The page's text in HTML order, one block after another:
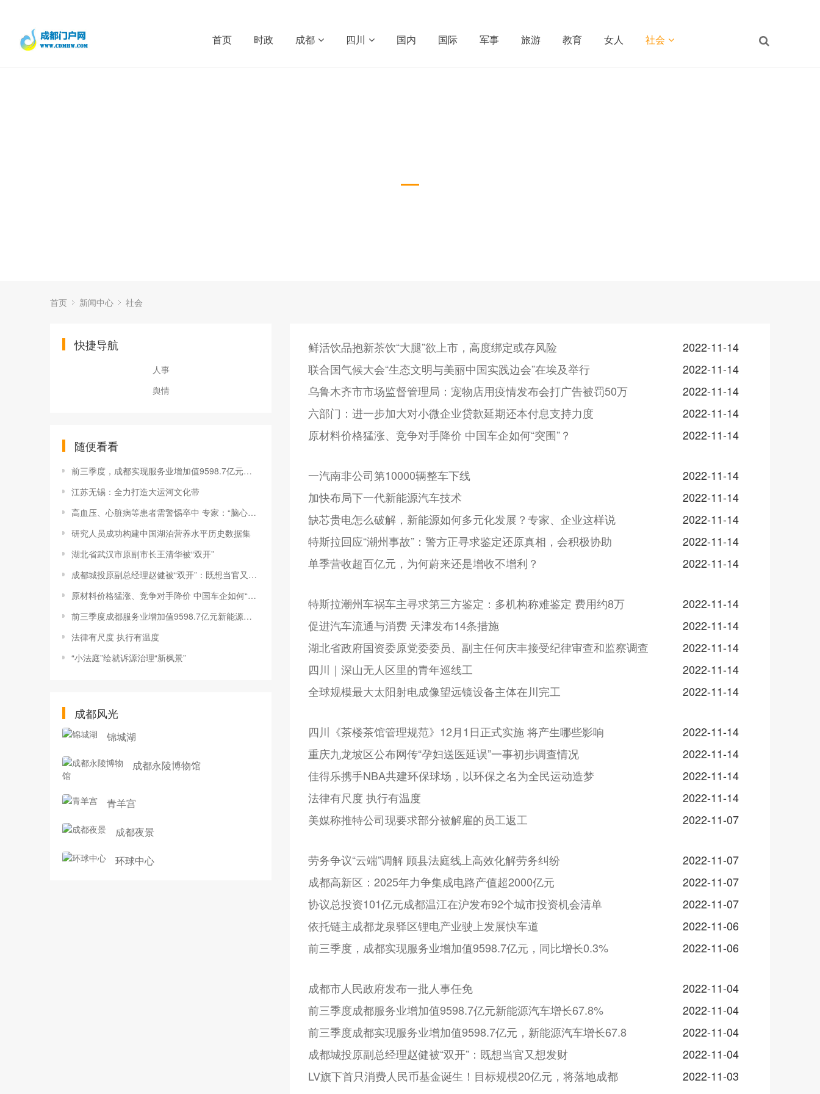
首页 时政 成都 四川 国内 国际 军事 旅游 教育 女人 社会
首页 新闻中心 社会
快捷导航
人事
舆情
随便看看
前三季度，成都实现服务业增加值9598.7亿元，同比增长0.3%
江苏无锡：全力打造大运河文化带
高血压、心脏病等患者需警惕卒中 专家：“脑心同治”是关键
研究人员成功构建中国湖泊营养水平历史数据集
湖北省武汉市原副市长王清华被“双开”
成都城投原副总经理赵健被“双开”：既想当官又想发财
原材料价格猛涨、竞争对手降价 中国车企如何“突围”？
前三季度成都服务业增加值9598.7亿元新能源汽车增长67.8%
法律有尺度 执行有温度
“小法庭”绘就诉源治理“新枫景”
成都风光
锦城湖
成都永陵博物馆
青羊宫
成都夜景
环球中心
鲜活饮品抱新茶饮“大腿”欲上市，高度绑定或存风险
2022-11-14
联合国气候大会“生态文明与美丽中国实践边会”在埃及举行
2022-11-14
乌鲁木齐市市场监督管理局：宠物店用疫情发布会打广告被罚50万
2022-11-14
六部门：进一步加大对小微企业贷款延期还本付息支持力度
2022-11-14
原材料价格猛涨、竞争对手降价 中国车企如何“突围”？
2022-11-14
一汽南非公司第10000辆整车下线
2022-11-14
加快布局下一代新能源汽车技术
2022-11-14
缺芯贵电怎么破解，新能源如何多元化发展？专家、企业这样说
2022-11-14
特斯拉回应“潮州事故”：警方正寻求鉴定还原真相，会积极协助
2022-11-14
单季营收超百亿元，为何蔚来还是增收不增利？
2022-11-14
特斯拉潮州车祸车主寻求第三方鉴定：多机构称难鉴定 费用约8万
2022-11-14
促进汽车流通与消费 天津发布14条措施
2022-11-14
湖北省政府国资委原党委委员、副主任何庆丰接受纪律审查和监察调查
2022-11-14
四川｜深山无人区里的青年巡线工
2022-11-14
全球规模最大太阳射电成像望远镜设备主体在川完工
2022-11-14
四川《茶楼茶馆管理规范》12月1日正式实施 将产生哪些影响
2022-11-14
重庆九龙坡区公布网传“孕妇送医延误”一事初步调查情况
2022-11-14
佳得乐携手NBA共建环保球场，以环保之名为全民运动造梦
2022-11-14
法律有尺度 执行有温度
2022-11-14
美媒称推特公司现要求部分被解雇的员工返工
2022-11-07
劳务争议“云端”调解 顾县法庭线上高效化解劳务纠纷
2022-11-07
成都高新区：2025年力争集成电路产值超2000亿元
2022-11-07
协议总投资101亿元成都温江在沪发布92个城市投资机会清单
2022-11-07
依托链主成都龙泉驿区锂电产业驶上发展快车道
2022-11-06
前三季度，成都实现服务业增加值9598.7亿元，同比增长0.3%
2022-11-06
成都市人民政府发布一批人事任免
2022-11-04
前三季度成都服务业增加值9598.7亿元新能源汽车增长67.8%
2022-11-04
前三季度成都实现服务业增加值9598.7亿元，新能源汽车增长67.8
2022-11-04
成都城投原副总经理赵健被“双开”：既想当官又想发财
2022-11-04
LV旗下首只消费人民币基金诞生！目标规模20亿元，将落地成都
2022-11-03